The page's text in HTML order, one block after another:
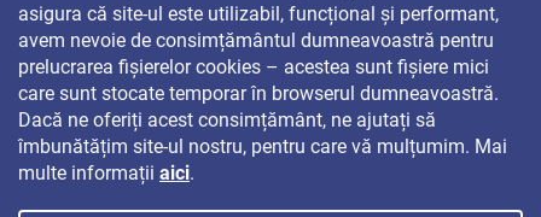
asigura că site-ul este utilizabil, funcțional și performant,
avem nevoie de consimțământul dumneavoastră pentru
prelucrarea fișierelor cookies – acestea sunt fișiere mici
care sunt stocate temporar în browserul dumneavoastră.
Dacă ne oferiți acest consimțământ, ne ajutați să
îmbunătățim site-ul nostru, pentru care vă mulțumim. Mai
multe informații aici.
Pentru promoții, concursuri și reduceri, urmăriți-ne pe: